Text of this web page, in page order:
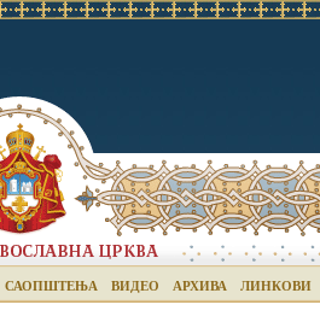
САОПШТЕЊА ВИДЕО АРХИВА ЛИНКОВИ